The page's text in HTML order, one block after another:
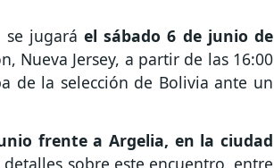
se jugaráel sábado 6 de junio de
Nueva Jersey, a partir de las 16:00
de la selección de Bolivia ante un
frente a Argelia, en la ciudad
sobre este encuentro, entre